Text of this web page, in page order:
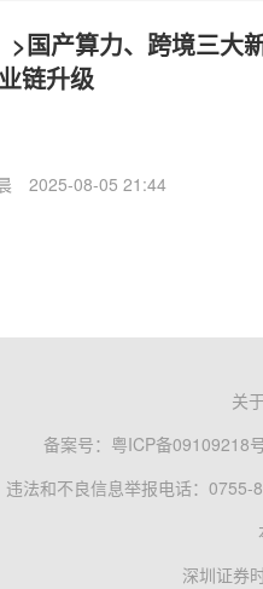
>国产算力、跨境三大
链升级
2025-08-05 21:44
关
备案号： 粤ICP备09109218
违法和不良信息举报电话：0755-
深圳证券